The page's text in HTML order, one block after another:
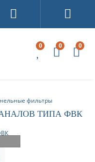
0 0 0
фильтры
ТИПА ФВК